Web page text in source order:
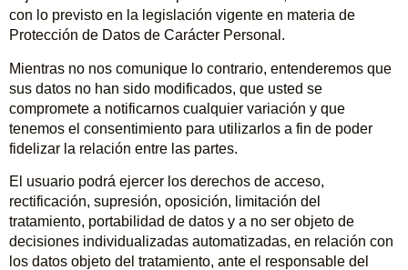
con lo previsto en la legislación vigente en materia de
Protección de Datos de Carácter Personal.
Mientras no nos comunique lo contrario, entenderemos que
sus datos no han sido modificados, que usted se
compromete a notificarnos cualquier variación y que
tenemos el consentimiento para utilizarlos a fin de poder
fidelizar la relación entre las partes.
El usuario podrá ejercer los derechos de acceso,
rectificación, supresión, oposición, limitación del
tratamiento, portabilidad de datos y a no ser objeto de
decisiones individualizadas automatizadas, en relación con
los datos objeto del tratamiento, ante el responsable del